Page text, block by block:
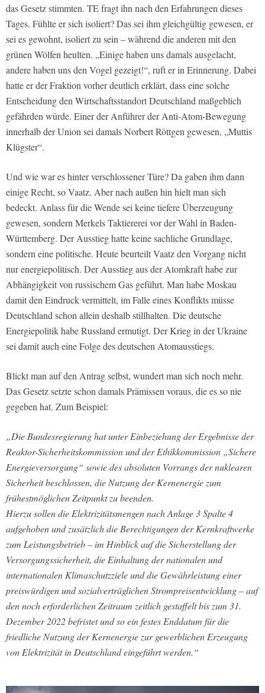
das Gesetz stimmten. TE fragt ihn nach den Erfahrungen dieses
Tages. Fühlte er sich isoliert? Das sei ihm gleichgültig gewesen, er
sei es gewohnt, isoliert zu sein – während die anderen mit den
grünen Wölfen heulten. „Einige haben uns damals ausgelacht,
andere haben uns den Vogel gezeigt!“, ruft er in Erinnerung. Dabei
hatte er der Fraktion vorher deutlich erklärt, dass eine solche
Entscheidung den Wirtschaftsstandort Deutschland maßgeblich
gefährden würde. Einer der Anführer der Anti-Atom-Bewegung
innerhalb der Union sei damals Norbert Röttgen gewesen, „Muttis
Klügster“.
Und wie war es hinter verschlossener Türe? Da gaben ihm dann
einige Recht, so Vaatz. Aber nach außen hin hielt man sich
bedeckt. Anlass für die Wende sei keine tiefere Überzeugung
gewesen, sondern Merkels Taktiererei vor der Wahl in Baden-
Württemberg. Der Ausstieg hatte keine sachliche Grundlage,
sondern eine politische. Heute beurteilt Vaatz den Vorgang nicht
nur energiepolitisch. Der Ausstieg aus der Atomkraft habe zur
Abhängigkeit von russischem Gas geführt. Man habe Moskau
damit den Eindruck vermittelt, im Falle eines Konflikts müsse
Deutschland schon allein deshalb stillhalten. Die deutsche
Energiepolitik habe Russland ermutigt. Der Krieg in der Ukraine
sei damit auch eine Folge des deutschen Atomausstiegs.
Blickt man auf den Antrag selbst, wundert man sich noch mehr.
Das Gesetz setzte schon damals Prämissen voraus, die es so nie
gegeben hat. Zum Beispiel:
„Die Bundesregierung hat unter Einbeziehung der Ergebnisse der
Reaktor-Sicherheitskommission und der Ethikkommission „Sichere
Energieversorgung“ sowie des absoluten Vorrangs der nuklearen
Sicherheit beschlossen, die Nutzung der Kernenergie zum
frühestmöglichen Zeitpunkt zu beenden.
Hierzu sollen die Elektrizitätsmengen nach Anlage 3 Spalte 4
aufgehoben und zusätzlich die Berechtigungen der Kernkraftwerke
zum Leistungsbetrieb – im Hinblick auf die Sicherstellung der
Versorgungssicherheit, die Einhaltung der nationalen und
internationalen Klimaschutzziele und die Gewährleistung einer
preiswürdigen und sozialverträglichen Strompreisentwicklung – auf
den noch erforderlichen Zeitraum zeitlich gestaffelt bis zum 31.
Dezember 2022 befristet und so ein festes Enddatum für die
friedliche Nutzung der Kernenergie zur gewerblichen Erzeugung
von Elektrizität in Deutschland eingeführt werden.“